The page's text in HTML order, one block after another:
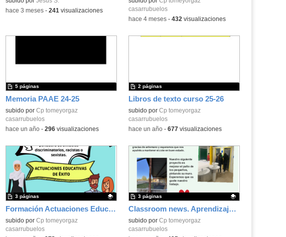
-hace 3 meses- 241 visualizaciones
casarrubuelos
-hace 4 meses- 432 visualizaciones
Memoria PAAE 24-25
subido por Cp tomeyorgaz
casarrubuelos
5 páginas
-hace un año- 296visualizaciones
Libros de texto curso 25-26
subido por Cp tomeyorgaz
casarrubuelos
2 páginas
-hace un año- 677visualizaciones
Formación Actuaciones Educativas de Éxito
Contenido educativo.
subido por Cp tomeyorgaz
casarrubuelos
3 páginas
Classroom news. Aprendizaje servicio
Contenido educativo.
subido por Cp tomeyorgaz
casarrubuelos
3 páginas